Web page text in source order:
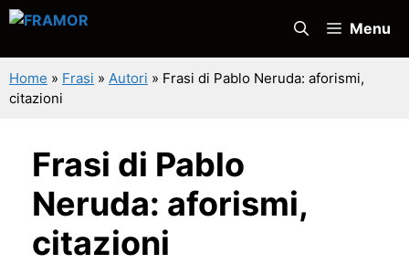
Vai
contenuto
Menu
Home » Frasi » Autori » Frasi di Pablo Neruda: aforismi,
citazioni
Frasi di Pablo
Neruda: aforismi,
citazioni